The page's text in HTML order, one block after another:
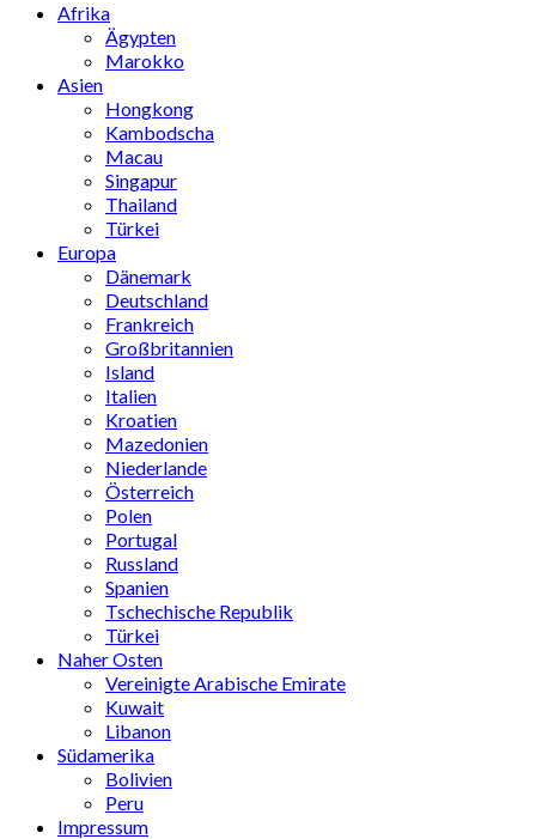
Afrika
Ägypten
Marokko
Asien
Hongkong
Kambodscha
Macau
Singapur
Thailand
Türkei
Europa
Dänemark
Deutschland
Frankreich
Großbritannien
Island
Italien
Kroatien
Mazedonien
Niederlande
Österreich
Polen
Portugal
Russland
Spanien
Tschechische Republik
Türkei
Naher Osten
Vereinigte Arabische Emirate
Kuwait
Libanon
Südamerika
Bolivien
Peru
Impressum